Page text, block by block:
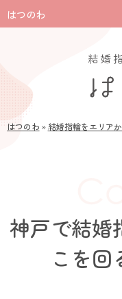
はつのわ
はつのわ »結婚指輪をエリア
神戸で結婚
こを回